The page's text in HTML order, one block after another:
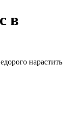
в
нарастить